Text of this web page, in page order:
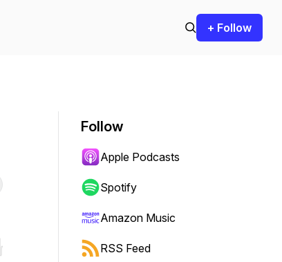
+ Follow
shift to jump forward or backward.
Follow
Apple Podcasts
Spotify
Amazon Music
RSS Feed